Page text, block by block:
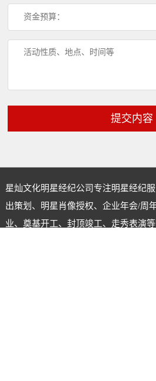
提交内容
星灿文化明星经纪公司专注明星经纪
出策划、明星肖像授权、企业年会/周
业、奠基开工、封顶竣工、走秀表演